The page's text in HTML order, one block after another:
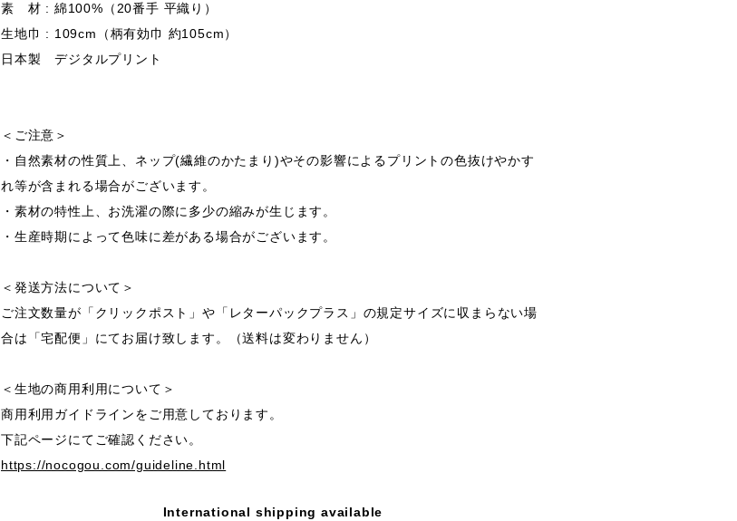
素 材 : 綿100%（20番手 平織り）
生地巾 : 109cm（柄有効巾 約105cm）
日本製 デジタルプリント
＜ご注意＞
・自然素材の性質上、ネップ(繊維のかたまり)やその影響によるプリントの色抜けやかす
れ等が含まれる場合がございます。
・素材の特性上、お洗濯の際に多少の縮みが生じます。
・生産時期によって色味に差がある場合がございます。
＜発送方法について＞
ご注文数量が「クリックポスト」や「レターパックプラス」の規定サイズに収まらない場
合は「宅配便」にてお届け致します。（送料は変わりません）
＜生地の商用利用について＞
商用利用ガイドラインをご用意しております。
下記ページにてご確認ください。
https://nocogou.com/guideline.html
International shipping available